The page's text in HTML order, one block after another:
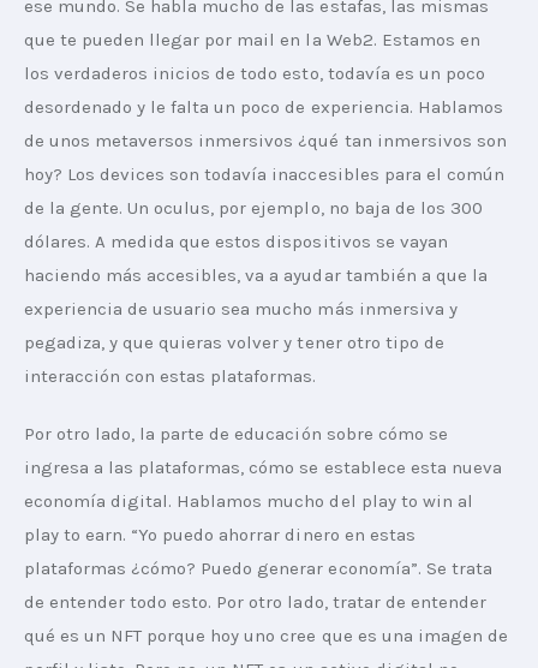
ese mundo. Se habla mucho de las estafas, las mismas
que te pueden llegar por mail en la Web2. Estamos en
los verdaderos inicios de todo esto, todavía es un poco
desordenado y le falta un poco de experiencia. Hablamos
de unos metaversos inmersivos ¿qué tan inmersivos son
hoy? Los devices son todavía inaccesibles para el común
de la gente. Un oculus, por ejemplo, no baja de los 300
dólares. A medida que estos dispositivos se vayan
haciendo más accesibles, va a ayudar también a que la
experiencia de usuario sea mucho más inmersiva y
pegadiza, y que quieras volver y tener otro tipo de
interacción con estas plataformas.
Por otro lado, la parte de educación sobre cómo se
ingresa a las plataformas, cómo se establece esta nueva
economía digital. Hablamos mucho del play to win al
play to earn. “Yo puedo ahorrar dinero en estas
plataformas ¿cómo? Puedo generar economía”. Se trata
de entender todo esto. Por otro lado, tratar de entender
qué es un NFT porque hoy uno cree que es una imagen de